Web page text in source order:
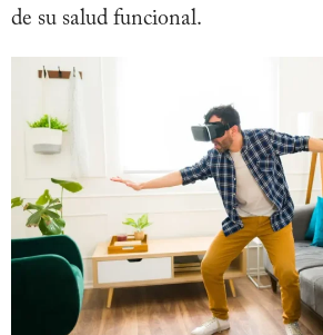
de su salud funcional.